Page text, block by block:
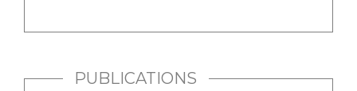
PUBLICATIONS